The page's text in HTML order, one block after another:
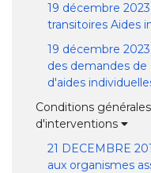
19 décembre
transitoires Aides
19 décembre
des demandes
d'aides
Conditions
d'interventions
21 DECEMBRE
aux organismes